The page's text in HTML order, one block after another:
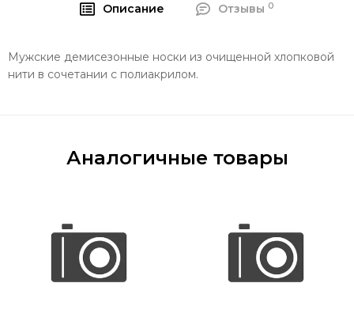
Описание Отзывы 0
Мужские демисезонные носки из очищенной хлопковой
нити в сочетании с полиакрилом.
Аналогичные товары